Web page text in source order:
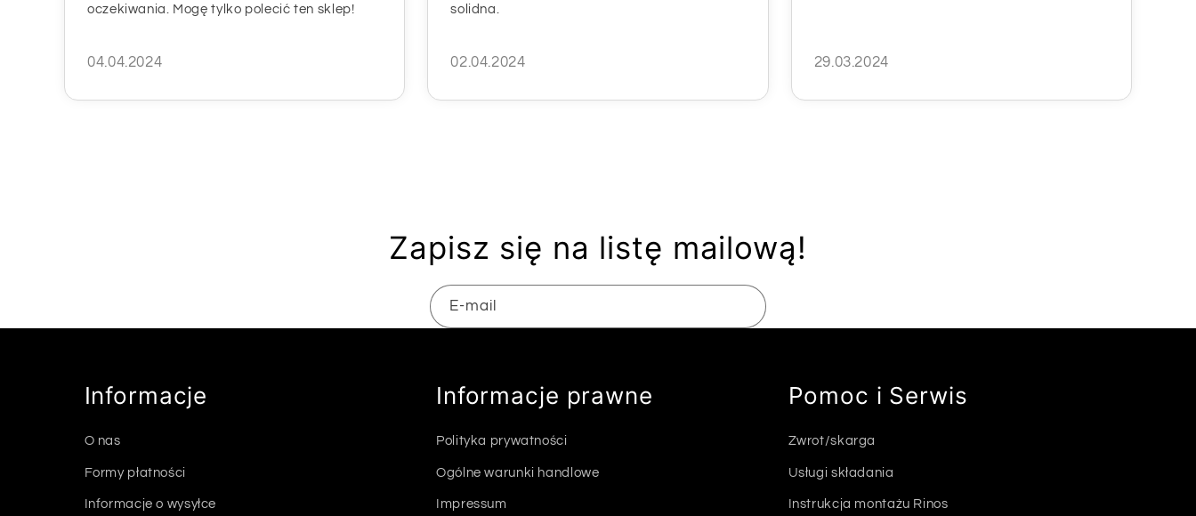
oczekiwania. Mogę tylko polecić ten sklep!
04.04.2024
solidna.
02.04.2024 29.03.2024
Zapisz się na listę mailową!
E-mail
Informacje
O nas
Formy płatności
Informacje o wysyłce
Informacje prawne
Polityka prywatności
Ogólne warunki handlowe
Impressum
Pomoc i Serwis
Zwrot/skarga
Usługi składania
Instrukcja montażu Rinos